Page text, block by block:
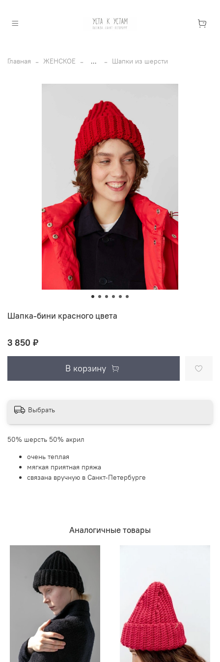
Главная ЖЕНСКОЕ ... Шапки из шерсти
Шапка-бини красного цвета
3 850 ₽
В корзину
Выбрать
50% шерсть 50% акрил
очень теплая
мягкая приятная пряжа
связана вручную в Санкт-Петербурге
Аналогичные товары